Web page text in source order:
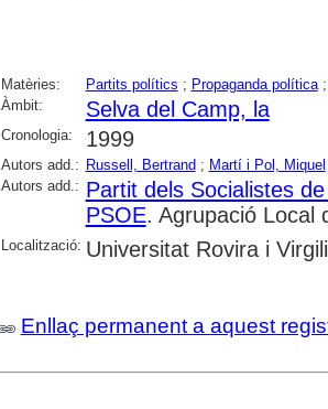
Matèries: Partits polítics ; Propaganda política
Àmbit:
Selva del Camp, la
Cronologia: 1999
Autors add.: Russell, Bertrand ; Martí i Pol, Miquel
Autors add.: Partit dels Socialistes
PSOE. Agrupació Local
Localització: Universitat Rovira i Virgili
Enllaç permanent a aquest